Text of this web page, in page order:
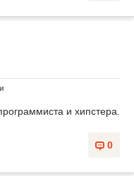
и хипстера.
0